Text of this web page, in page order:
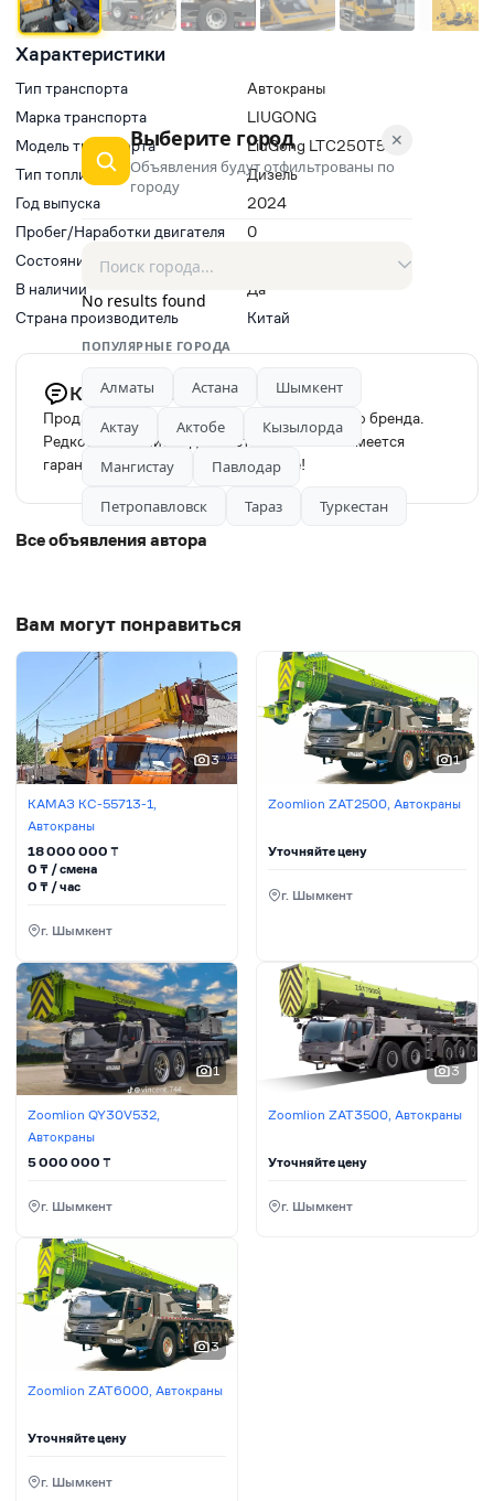
Характеристики
Тип транспорта
Автокраны
Марка транспорта
LIUGONG
Модель транспорта
LiuGong LTC250T5
Тип топлива
Дизель
Год выпуска
2024
Пробег/Наработки двигателя
0
Состояние
В наличии
Да
Страна производитель
Китай
Комментарий продавца
Продаю автокран приемиального китайского бренда.
Редкое сочетание надёжности и качества! Имеется
гарантия и сервисное обслуживание!
Все объявления автора
Вам могут понравиться
3
КАМАЗ КС-55713-1,
Автокраны
18 000 000 ₸
0 ₸ / сменa
0 ₸ / час
г. Шымкент
1
Zoomlion ZAT2500, Автокраны
Уточняйте цену
г. Шымкент
1
Zoomlion QY30V532,
Автокраны
5 000 000 ₸
г. Шымкент
3
Zoomlion ZAT3500, Автокраны
Уточняйте цену
г. Шымкент
3
Zoomlion ZAT6000, Автокраны
Уточняйте цену
г. Шымкент
✕
Выберите город
Объявления будут отфильтрованы по
городу
No results found
ПОПУЛЯРНЫЕ ГОРОДА
Алматы Астана
Шымкент
Актау
Актобе
Кызылорда
Мангистау
Павлодар
Петропавловск
Тараз Туркестан